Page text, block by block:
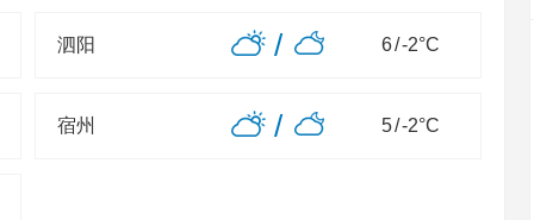
泗阳 / 6/-2°C
宿州 / 5/-2°C